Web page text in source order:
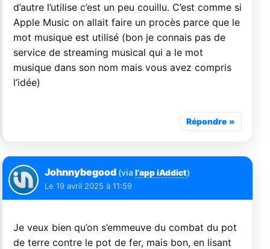
d’autre l’utilise c’est un peu couillu. C’est comme si
Apple Music on allait faire un procès parce que le
mot musique est utilisé (bon je connais pas de
service de streaming musical qui a le mot
musique dans son nom mais vous avez compris
l’idée)
Répondre
Johnnybegood (via l’app iAddict)
Le 19 avril 2025 à 11:59
Je veux bien qu’on s’emmeuve du combat du pot
de terre contre le pot de fer, mais bon, en lisant